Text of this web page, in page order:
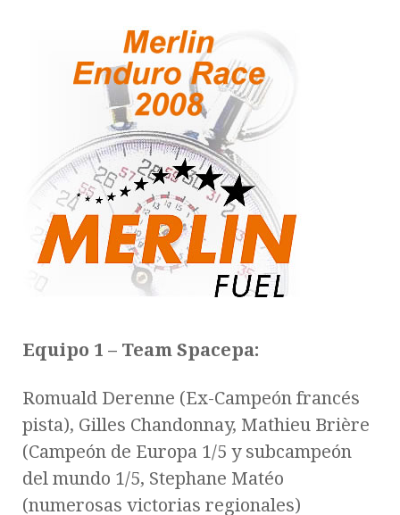
Equipo 1 – Team Spacepa:
Romuald Derenne (Ex-Campeón francés
pista), Gilles Chandonnay, Mathieu Brière
(Campeón de Europa 1/5 y subcampeón
del mundo 1/5, Stephane Matéo
(numerosas victorias regionales)